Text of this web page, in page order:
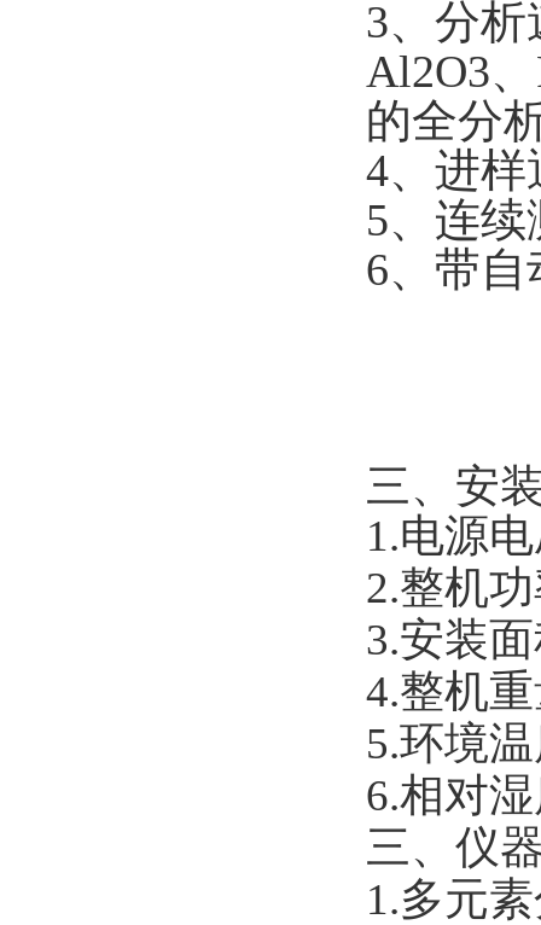
3、分
Al2O3、
的全分
4、进
5、连
6、带
三、安
1.电源
2.整机
3.安装
4.整机
5.环境
6.相对
三、仪
1.多元